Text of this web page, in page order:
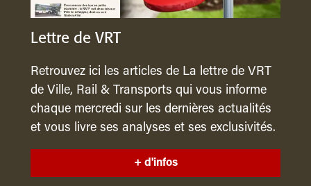
Lettre de VRT
Retrouvez ici les articles de La lettre de VRT
de Ville, Rail & Transports qui vous informe
chaque mercredi sur les dernières actualités
et vous livre ses analyses et ses exclusivités.
+ d'infos